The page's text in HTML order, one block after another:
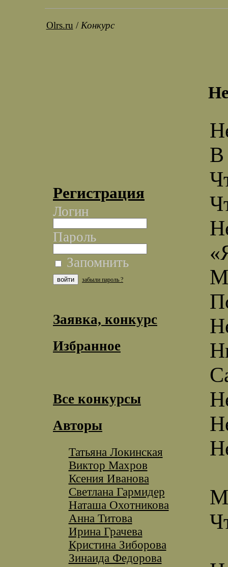
Olrs.ru / Конкурс
Регистрация
Логин
Пароль
Запомнить
забыли пароль ?
Заявка, конкурс
Избранное
Все конкурсы
Авторы
Татьяна Локинская
Виктор Махров
Ксения Иванова
Светлана Гармидер
Наташа Охотникова
Анна Титова
Ирина Грачева
Кристина Зиборова
Зинаида Федорова
В